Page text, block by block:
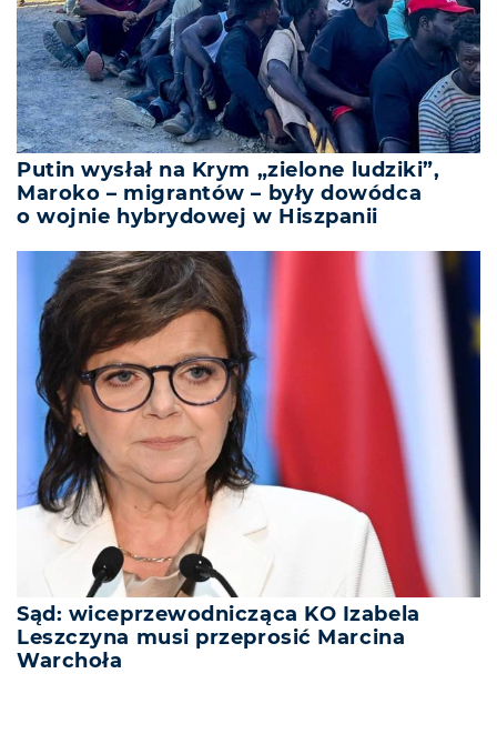
Putin wysłał na Krym „zielone ludziki”,
Maroko – migrantów – były dowódca
o wojnie hybrydowej w Hiszpanii
Sąd: wiceprzewodnicząca KO Izabela
Leszczyna musi przeprosić Marcina
Warchoła